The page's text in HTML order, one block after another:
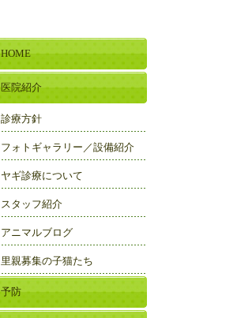
HOME
医院紹介
診療方針
フォトギャラリー／設備紹介
ヤギ診療について
スタッフ紹介
アニマルブログ
里親募集の子猫たち
予防